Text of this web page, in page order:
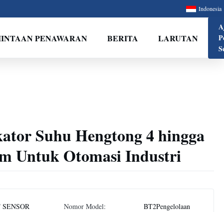
Indonesia
PENAWARAN BERITA LARUTAN
Suhu Hengtong 4 hingga
Untuk Otomasi Industri
Nomor Model: BT2Pengelolaan